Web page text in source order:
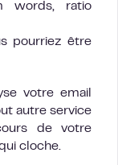
words, ratio
pourriez être
votre email
autre service
de votre
cloche.